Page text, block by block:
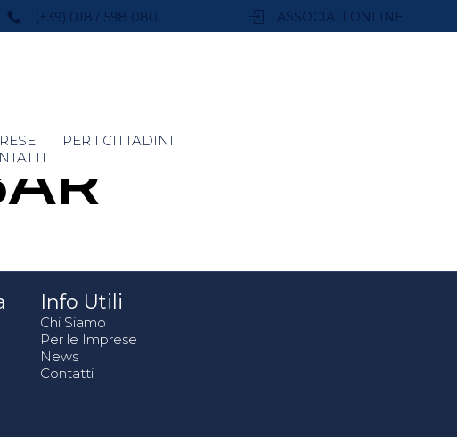
(+39) 0187 598 080 ASSOCIATI ONLINE
PER I CITTADINI
Info Utili
Chi Siamo
Per le Imprese
News
Contatti